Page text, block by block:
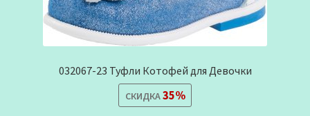
032067-23 Туфли Котофей для Девочки
СКИДКА35%